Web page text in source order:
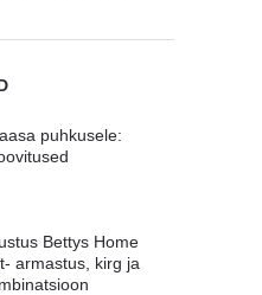
puhkusele:
Bettys Home
armastus, kirg ja